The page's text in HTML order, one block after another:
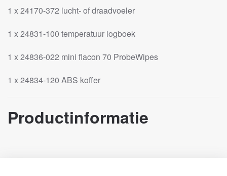
1 x 24170-372 lucht- of draadvoeler
1 x 24831-100 temperatuur logboek
1 x 24836-022 mini flacon 70 ProbeWipes
1 x 24834-120 ABS koffer
Productinformatie